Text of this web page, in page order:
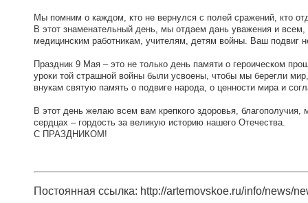
Мы помним о каждом, кто не вернулся с полей сражений, кто
В этот знаменательный день, мы отдаем дань уважения и
медицинским работникам, учителям, детям войны. Ваш подвиг
Праздник 9 Мая – это не только день памяти о героическом
уроки той страшной войны были усвоены, чтобы мы берегли
внукам святую память о подвиге народа, о ценности мира и
В этот день желаю всем вам крепкого здоровья,
сердцах – гордость за великую историю нашего Отечества.
С ПРАЗДНИКОМ!
Постоянная ссылка: http://artemovskoe.ru/info/news/